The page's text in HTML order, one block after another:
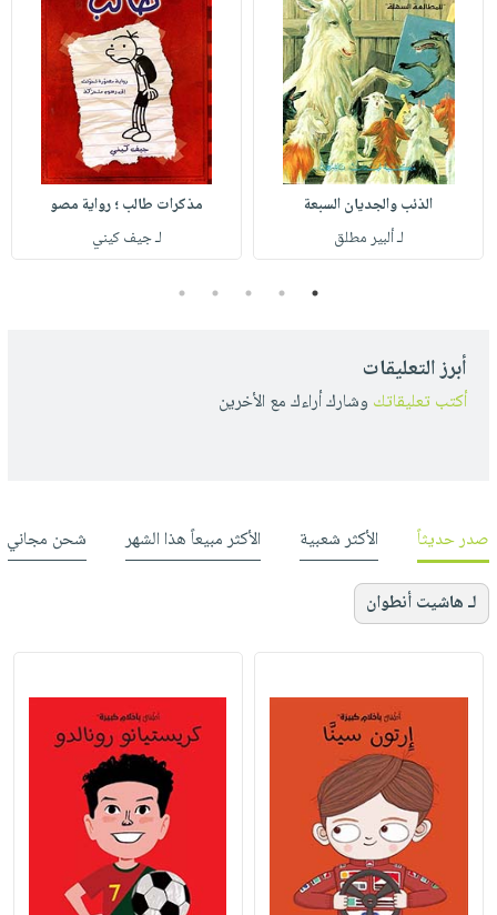
الذئب والجديان السبعة
لـ ألبير مطلق
مذكرات طالب ؛ رواية مصو
لـ جيف كيني
1
2
3
4
5
أبرز التعليقات
أكتب تعليقاتك وشارك أراءك مع الأخرين
صدر حديثاً الأكثر شعبية الأكثر مبيعاً هذا الشهر شحن مجاني
لـ هاشيت أنطوان